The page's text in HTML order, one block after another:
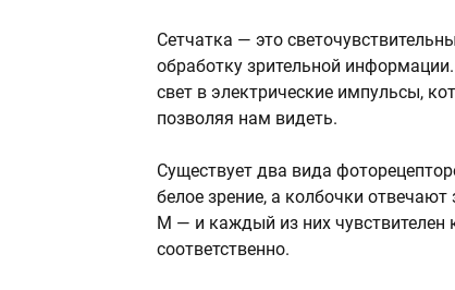
Сетчатка — это
обработку зрительной
свет в электрические импульсы,
позволяя нам видеть.
Существует два вида
белое зрение, а колбочки отвечают
M — и каждый из них чувствителен
соответственно.